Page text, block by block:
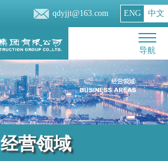
qdyjjt@163.com ENG 中文
导航
经营领域